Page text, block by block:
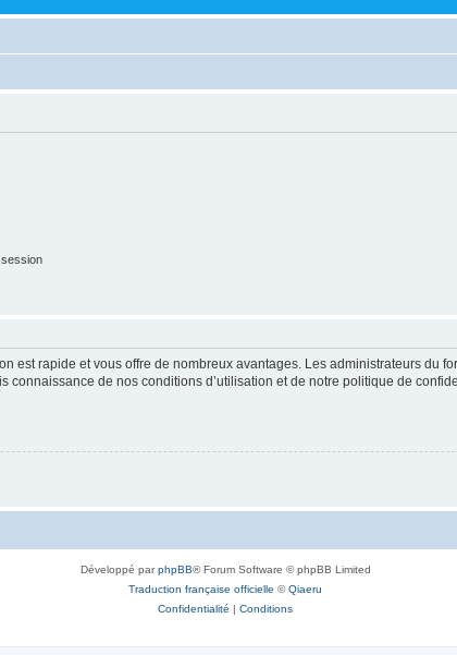
est rapide et vous offre de nombreux avantages. Les administrateurs du
connaissance de nos conditions d’utilisation et de notre politique de
Développé parphpBB® Forum Software © phpBB Limited
Traduction française officielle ©Qiaeru
Confidentialité | Conditions